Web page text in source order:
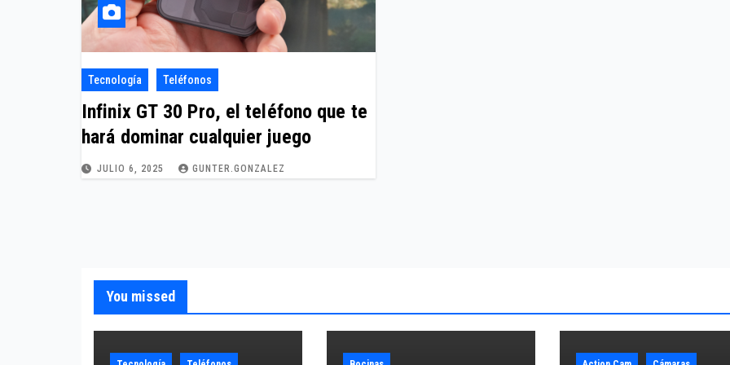
Tecnología Teléfonos
Infinix GT 30 Pro, el teléfono que te
hará dominar cualquier juego
JULIO 6, 2025 GUNTER.GONZALEZ
You missed